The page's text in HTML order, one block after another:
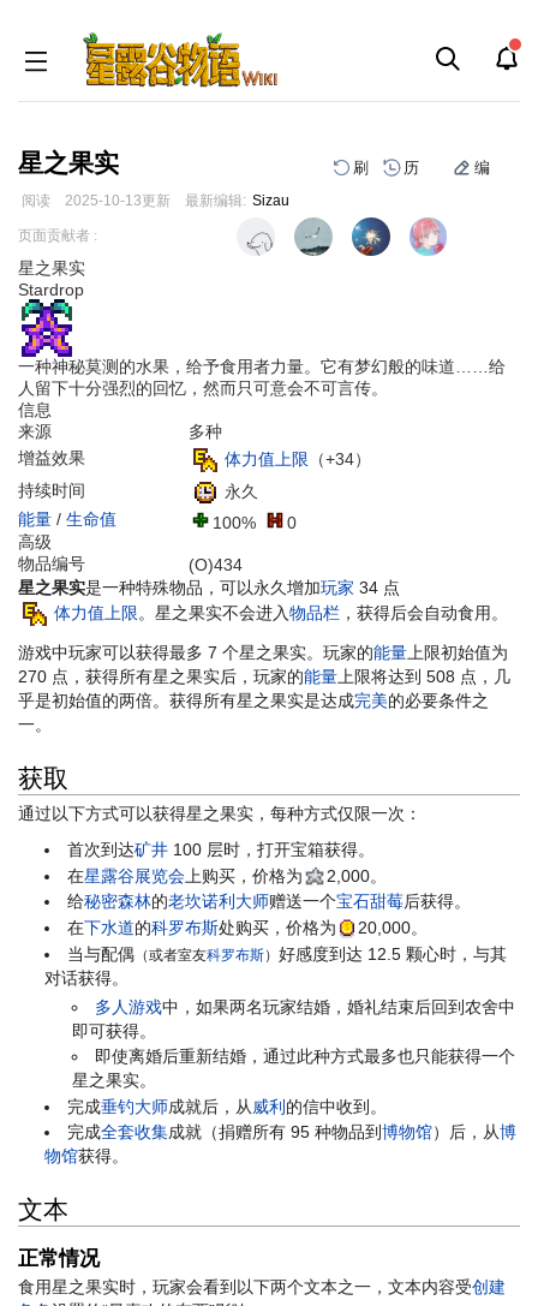
星之果实 刷 历 编
阅读 2025-10-13更新 最新编辑: Sizau
跳
导
航
跳
搜
索
页面贡献者 :
星之果实
Stardrop
一种神秘莫测的水果，给予食用者力量。它有梦幻般的味道……给
人留下十分强烈的回忆，然而只可意会不可言传。
信息
来源
多种
增益效果
体力值上限 （+34）
持续时间
永久
能量 / 生命值 100%
0
高级
物品编号
(O)434
星之果实是一种特殊物品，可以永久增加玩家 34 点
体力值上限。星之果实不会进入物品栏 ，获得后会自动食用。
游戏中玩家可以获得最多 7 个星之果实。玩家的能量 上限初始值为
270 点，获得所有星之果实后，玩家的能量 上限将达到 508 点，几
乎是初始值的两倍。获得所有星之果实是达成完美的必要条件之
一。
获取
通过以下方式可以获得星之果实，每种方式仅限一次：
首次到达矿井 100 层时，打开宝箱获得。
在星露谷展览会 上购买，价格为 2,000。
给秘密森林的老坎诺利大师赠送一个宝石甜莓后获得。
在下水道的科罗布斯处购买，价格为 20,000。
当与配偶 （或者室友科罗布斯）好感度到达 12.5 颗心时，与其
对话获得。
多人游戏中，如果两名玩家结婚，婚礼结束后回到农舍中
即可获得。
即使离婚后重新结婚，通过此种方式最多也只能获得一个
星之果实。
完成垂钓大师成就后，从 威利的信中收到。
完成全套收集成就（捐赠所有 95 种物品到博物馆）后，从博
物馆获得。
文本
正常情况
食用星之果实时，玩家会看到以下两个文本之一，文本内容受创建